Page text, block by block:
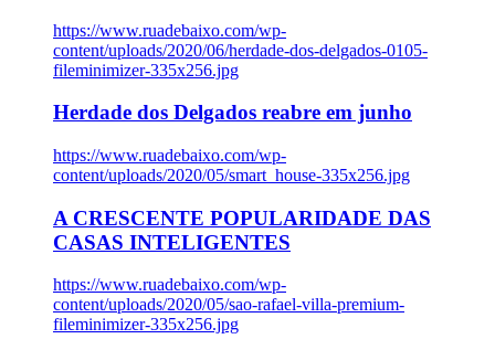
https://www.ruadebaixo.com/wp-
content/uploads/2020/06/herdade-dos-delgados-0105-
fileminimizer-335x256.jpg
Herdade dos Delgados reabre em junho
https://www.ruadebaixo.com/wp-
content/uploads/2020/05/smart_house-335x256.jpg
A CRESCENTE POPULARIDADE DAS
CASAS INTELIGENTES
https://www.ruadebaixo.com/wp-
content/uploads/2020/05/sao-rafael-villa-premium-
fileminimizer-335x256.jpg